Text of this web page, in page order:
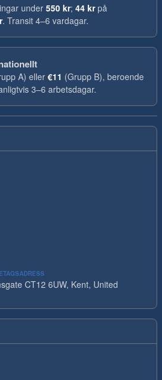
under 550 kr; 44 krpå
. Transit 4–6 vardagar.
A) eller €11 (Grupp B), beroende
3–6 arbetsdagar.
CT12 6UW, Kent, United